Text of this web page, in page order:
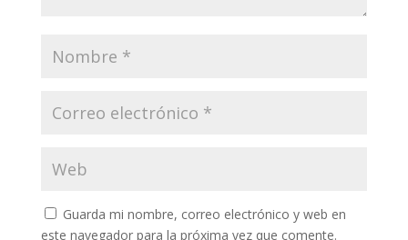
Guarda mi nombre, correo electrónico y web en
este navegador para la próxima vez que comente.